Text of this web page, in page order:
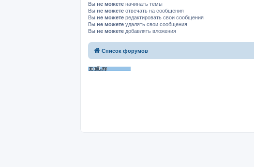
Вы не можете начинать темы
Вы не можете отвечать на сообщения
Вы не можете редактировать свои сообщения
Вы не можете удалять свои сообщения
Вы не можете добавлять вложения
Список форумов